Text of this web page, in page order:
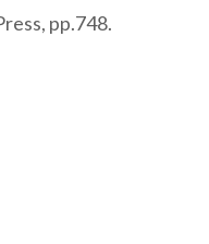
pp.748.